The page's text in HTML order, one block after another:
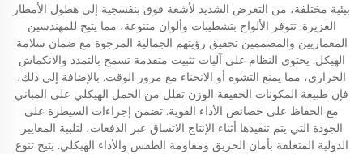
بيئية مختلفة، من التعرض الشديد لأشعة فوق بنفسجية إلى هطول الأمطار
الغزيرة. تتوفر الألواح بتشطيبات وألوان متنوعة، مما يتيح للمهندسين
المعماريين والمصممين تحقيق رؤيتهم الجمالية المرجوة مع ضمان سلامة
الهيكل. يحتوي النظام على آليات تثبيت متقدمة تسمح بالتمدد والانكماش
الحراري، مما يمنع التشوه أو الانحناء مع مرور الوقت. بالإضافة إلى ذلك،
فإن طبيعة المكونات الخفيفة الوزن تقلل من الحمل الهيكلي على المباني
مع الحفاظ على خصائص الأداء القوية. تضمن إجراءات السيطرة على
الجودة التي يتم تنفيذها أثناء الإنتاج الاتساق عبر الدفعات، لتلبية المعايير
الدولية المتعلقة بأمان الحريق ومقاومة الطقس والأداء الهيكلي. يتيح تنوع